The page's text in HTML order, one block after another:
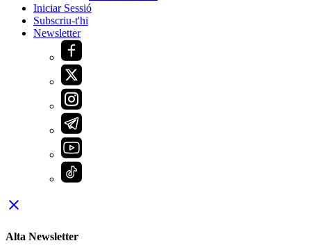
Iniciar Sessió
Subscriu-t'hi
Newsletter
close
Alta Newsletter